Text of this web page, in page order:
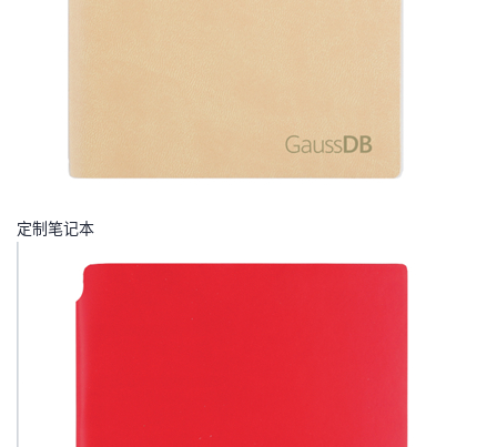
定制笔记本